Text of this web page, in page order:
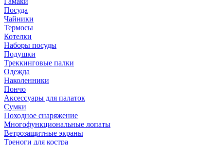
Посуда
Чайники
Термосы
Котелки
Наборы посуды
Подушки
Треккинговые палки
Одежда
Наколенники
Пончо
Аксессуары для палаток
Сумки
Походное снаряжение
Многофункциональные лопаты
Ветрозащитные экраны
Треноги для костра